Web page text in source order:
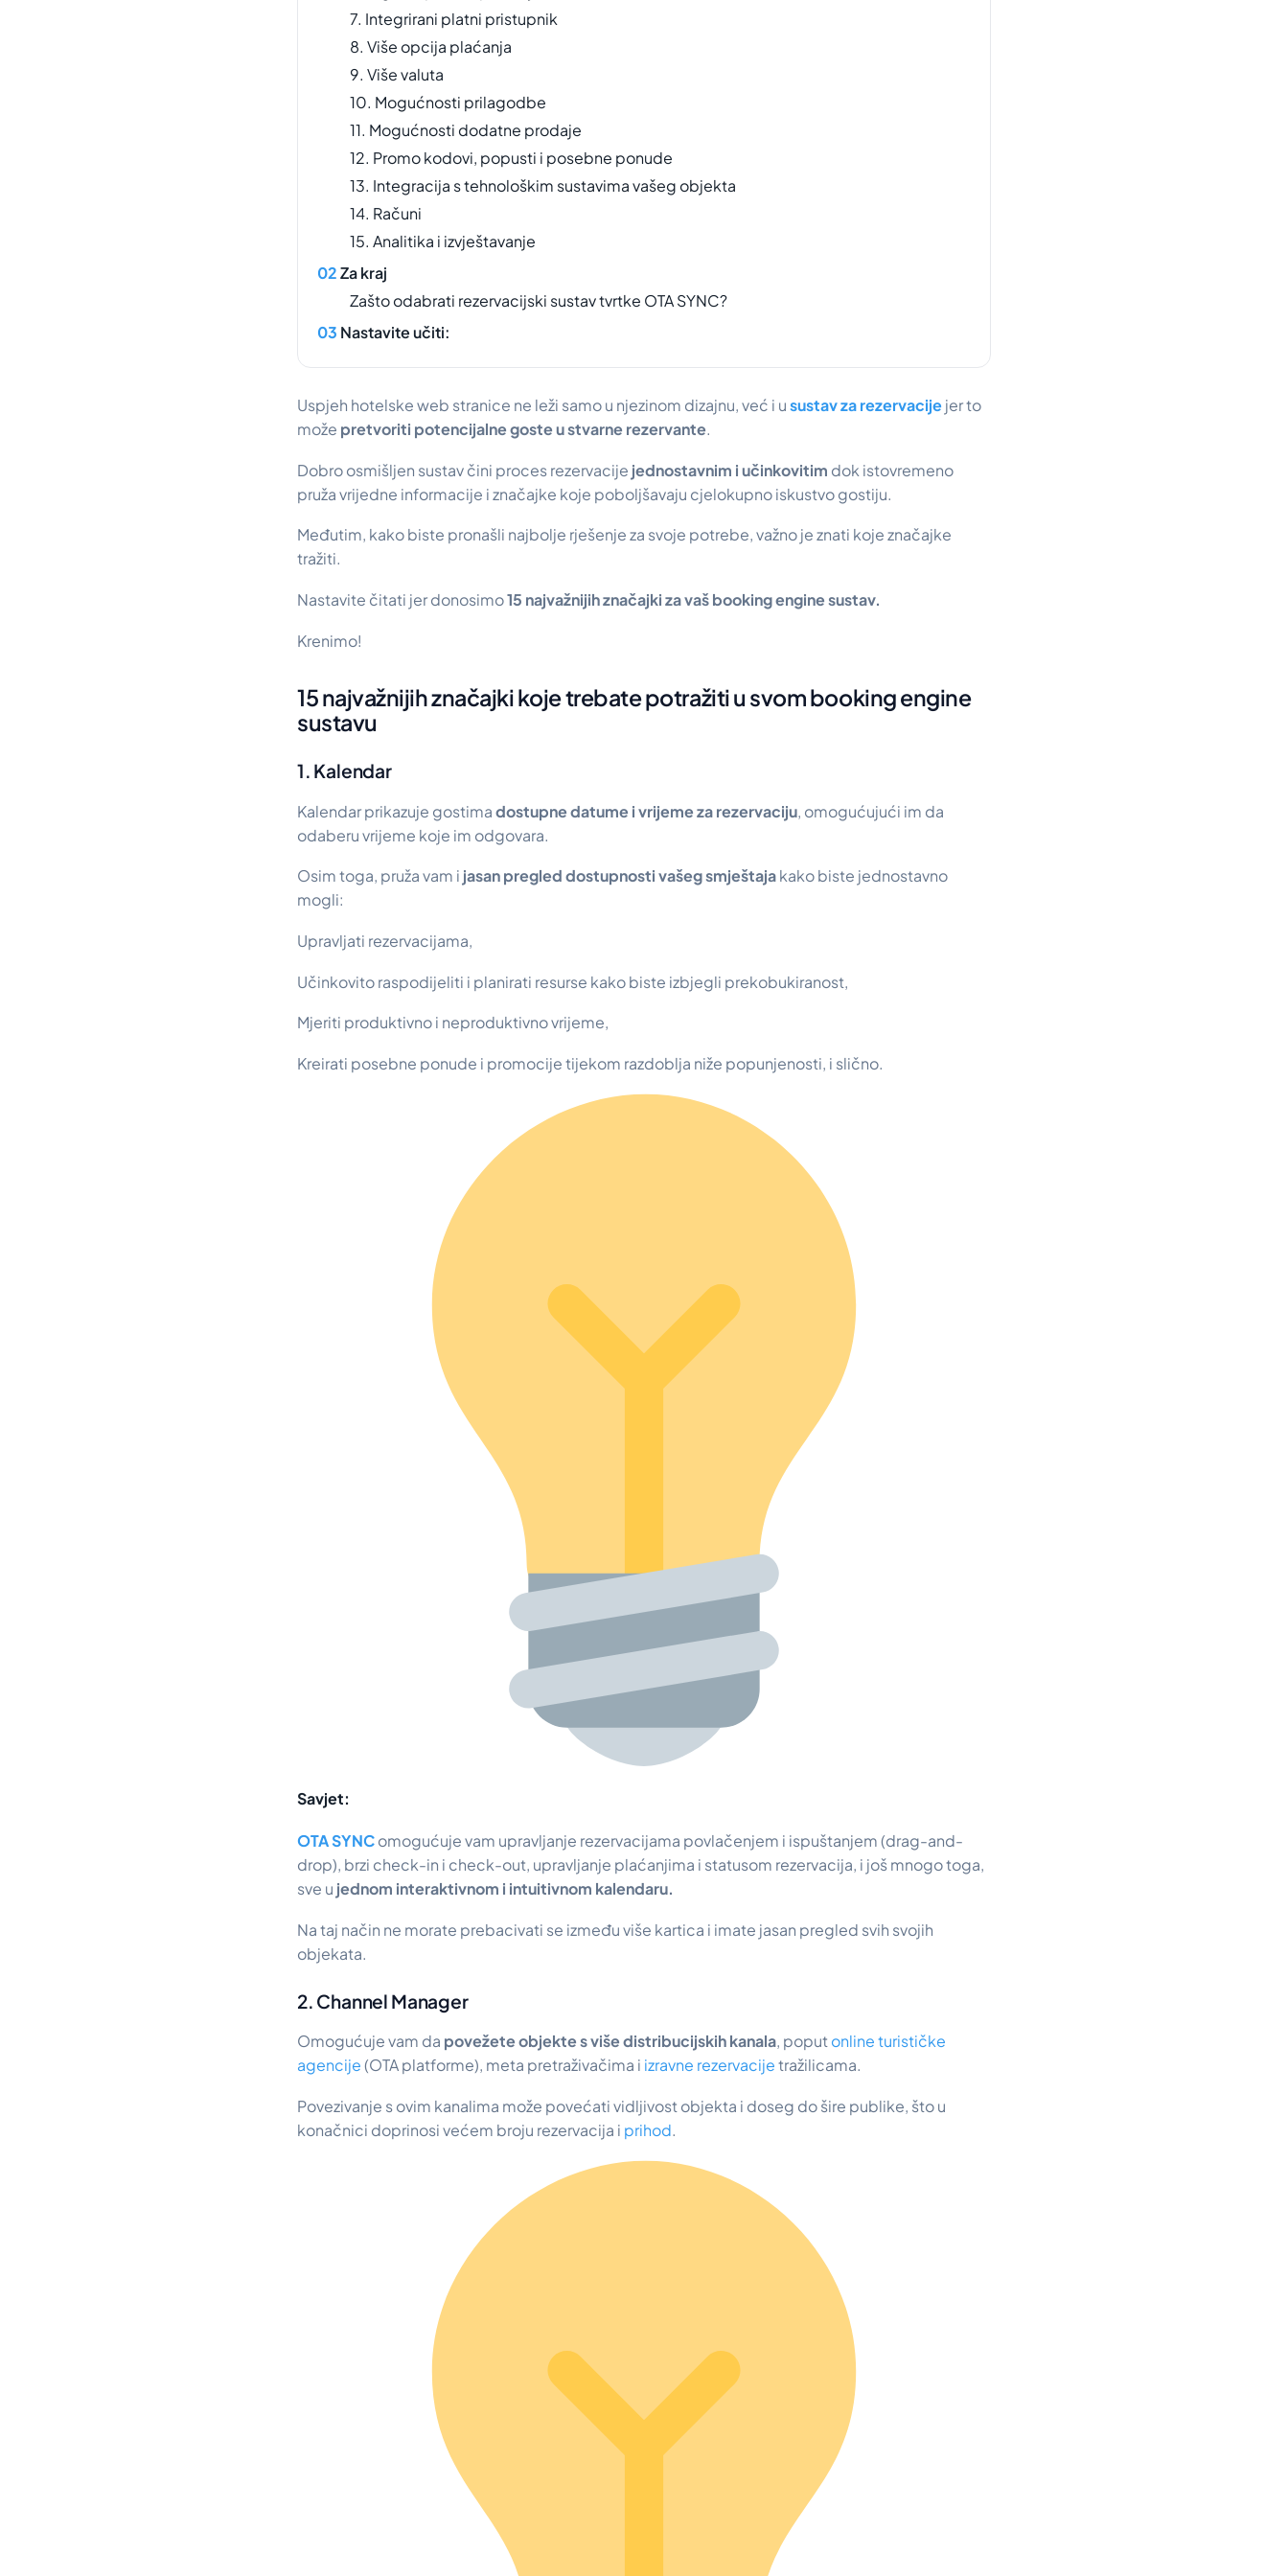
7. Integrirani platni pristupnik
8. Više opcija plaćanja
9. Više valuta
10. Mogućnosti prilagodbe
11. Mogućnosti dodatne prodaje
12. Promo kodovi, popusti i posebne ponude
13. Integracija s tehnološkim sustavima vašeg objekta
14. Računi
15. Analitika i izvještavanje
Za kraj
Zašto odabrati rezervacijski sustav tvrtke OTA SYNC?
Nastavite učiti:
Uspjeh hotelske web stranice ne leži samo u njezinom dizajnu, već i usustav za rezervacijejer to
može pretvoriti potencijalne goste u stvarne rezervante.
Dobro osmišljen sustav čini proces rezervacije jednostavnim i učinkovitim dok istovremeno
pruža vrijedne informacije i značajke koje poboljšavaju cjelokupno iskustvo gostiju.
Međutim, kako biste pronašli najbolje rješenje za svoje potrebe, važno je znati koje značajke
tražiti.
Nastavite čitati jer donosimo15 najvažnijih značajki za vaš booking engine sustav.
Krenimo!
15 najvažnijih značajki koje trebate potražiti u svom booking engine
sustavu
1. Kalendar
Kalendar prikazuje gostimadostupne datume i vrijeme za rezervaciju, omogućujući im da
odaberu vrijeme koje im odgovara.
Osim toga, pruža vam i jasan pregled dostupnosti vašeg smještajakako biste jednostavno
mogli:
Upravljati rezervacijama,
Učinkovito raspodijeliti i planirati resurse kako biste izbjegli prekobukiranost,
Mjeriti produktivno i neproduktivno vrijeme,
Kreirati posebne ponude i promocije tijekom razdoblja niže popunjenosti, i slično.
Savjet:
OTA SYNComogućuje vam upravljanje rezervacijama povlačenjem i ispuštanjem (drag-and-
drop), brzi check-in i check-out, upravljanje plaćanjima i statusom rezervacija, i još mnogo toga,
sve u jednom interaktivnom i intuitivnom kalendaru.
Na taj način ne morate prebacivati se između više kartica i imate jasan pregled svih svojih
objekata.
2. Channel Manager
Omogućuje vam da povežete objekte s više distribucijskih kanala, poput online turističke
agencije(OTA platforme), meta pretraživačima i izravne rezervacijetražilicama.
Povezivanje s ovim kanalima može povećati vidljivost objekta i doseg do šire publike, što u
konačnici doprinosi većem broju rezervacija i prihod.